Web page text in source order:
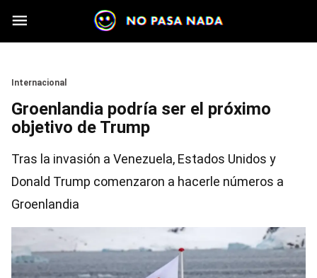
Skip to main content
Section
Internacional
Groenlandia podría ser el próximo
objetivo de Trump
Tras la invasión a Venezuela, Estados Unidos y
Donald Trump comenzaron a hacerle números a
Groenlandia